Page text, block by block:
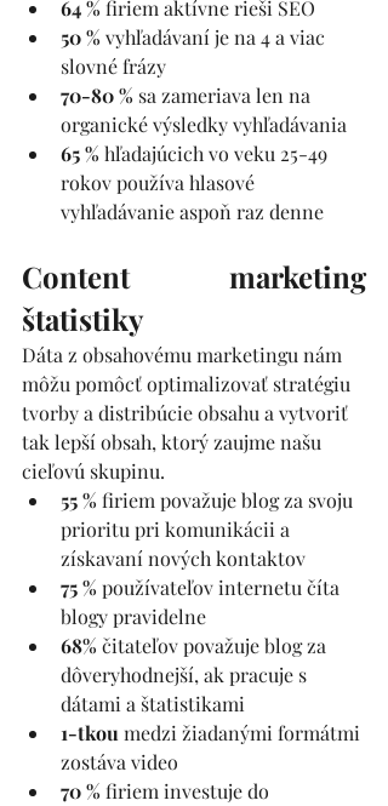
64 % firiem aktívne rieši SEO
50 % vyhľadávaní je na 4 a viac
slovné frázy
70-80 % sa zameriava len na
organické výsledky vyhľadávania
65 % hľadajúcich vo veku 25-49
rokov používa hlasové
vyhľadávanie aspoň raz denne
Content marketing
štatistiky
Dáta z obsahovému marketingu nám
môžu pomôcť optimalizovať stratégiu
tvorby a distribúcie obsahu a vytvoriť
tak lepší obsah, ktorý zaujme našu
cieľovú skupinu.
55 % firiem považuje blog za svoju
prioritu pri komunikácii a
získavaní nových kontaktov
75 % používateľov internetu číta
blogy pravidelne
68% čitateľov považuje blog za
dôveryhodnejší, ak pracuje s
dátami a štatistikami
1-tkou medzi žiadanými formátmi
zostáva video
70 % firiem investuje do